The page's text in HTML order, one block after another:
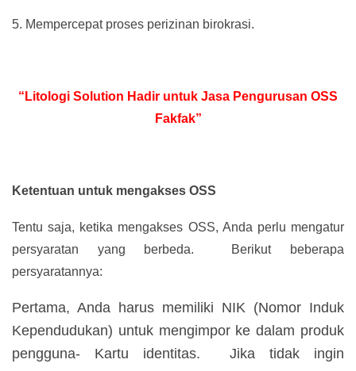
5. Mempercepat proses perizinan birokrasi.
“Litologi Solution Hadir untuk Jasa Pengurusan OSS
Fakfak”
Ketentuan untuk mengakses OSS
Tentu saja, ketika mengakses OSS, Anda perlu mengatur
persyaratan yang berbeda. Berikut beberapa
persyaratannya:
Pertama, Anda harus memiliki NIK (Nomor Induk
Kependudukan) untuk mengimpor ke dalam produk
pengguna- Kartu identitas. Jika tidak ingin